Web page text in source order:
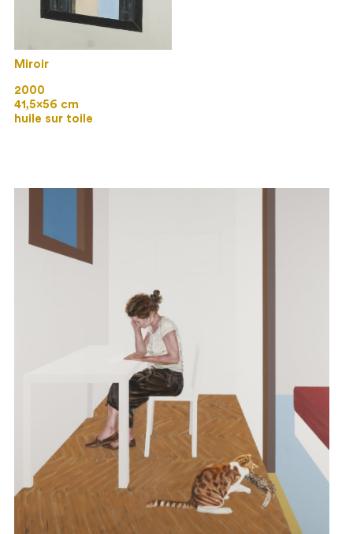
Miroir
2000
41,5×56 cm
huile sur toile